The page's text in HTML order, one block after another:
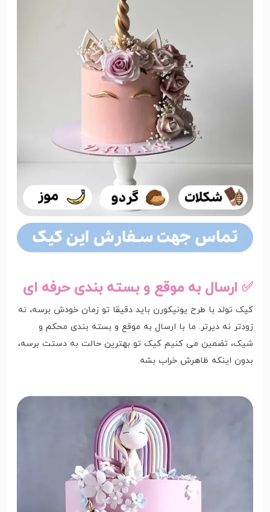
✅ ارسال به موقع و بسته بندی حرفه ای
کیک تولد با طرح یونیکورن باید دقیقا تو زمان خودش برسه، نه
زودتر نه دیرتر. ما با ارسال به موقع و بسته بندی محکم و
شیک، تضمین می کنیم کیک تو بهترین حالت به دستت برسه،
بدون اینکه ظاهرش خراب بشه.